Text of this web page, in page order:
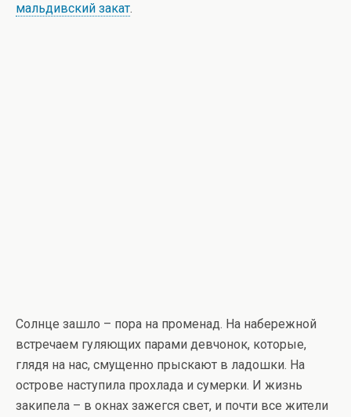
мальдивский закат.
Солнце зашло – пора на променад. На набережной
встречаем гуляющих парами девчонок, которые,
глядя на нас, смущенно прыскают в ладошки. На
острове наступила прохлада и сумерки. И жизнь
закипела – в окнах зажегся свет, и почти все жители